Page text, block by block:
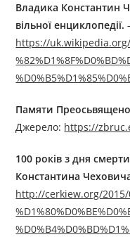
Владика Константин
вільної енциклопедії.
https://uk.wikipedia.org/
Памяти
Джерелo: https://
100 років з дня
Константина
http://cerkiew.org/